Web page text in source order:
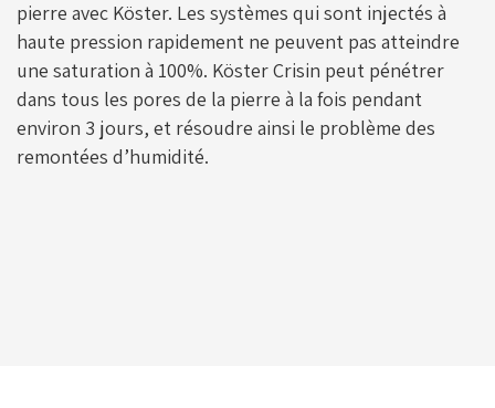
pierre avec Köster. Les systèmes qui sont injectés à
haute pression rapidement ne peuvent pas atteindre
une saturation à 100%. Köster Crisin peut pénétrer
dans tous les pores de la pierre à la fois pendant
environ 3 jours, et résoudre ainsi le problème des
remontées d’humidité.